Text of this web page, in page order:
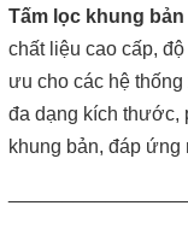
Máy lược rác thô
xử lý nước thải
Giá máy ép bùn
công suất
Tấm lọc khung
chất liệu cao cấp,
ưu cho các hệ
đa dạng kích thước,
khung bản, đáp ứng